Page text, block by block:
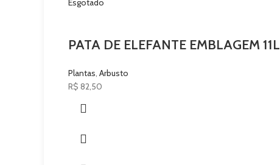
Esgotado
PATA DE ELEFANTE EMBLAGEM 11L
Plantas, Arbusto
R$ 82,50